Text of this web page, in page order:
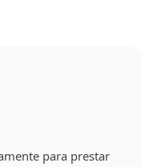
para prestar